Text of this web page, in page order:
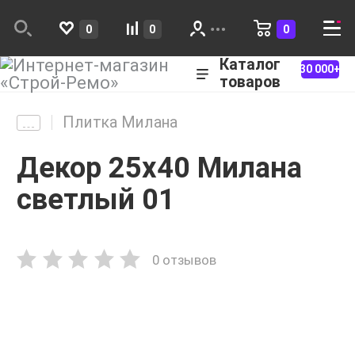
0 0 0
Каталог
товаров
30 000+
Плитка Милана
Декор 25х40 Милана
светлый 01
0 отзывов